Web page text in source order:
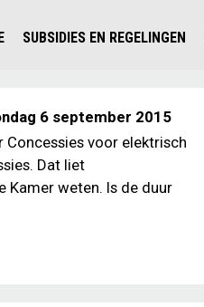
SUBSIDIES EN REGELINGEN
6 september 2015
voor elektrisch
Dat liet
Kamer weten. Is de duur